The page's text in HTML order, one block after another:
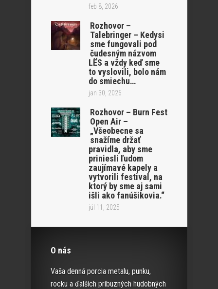
feb 8, 2026
Rozhovor –
Talebringer – Kedysi
sme fungovali pod
čudesným názvom
LËS a vždy keď sme
to vyslovili, bolo nám
do smiechu…
jan 30, 2026
Rozhovor – Burn Fest
Open Air –
„Všeobecne sa
snažíme držať
pravidla, aby sme
priniesli ľudom
zaujímavé kapely a
vytvorili festival, na
ktorý by sme aj sami
išli ako fanúšikovia.“
júl 11, 2025
O nás
Vaša denná porcia metalu, punku,
rocku a ďalších príbuzných hudobných